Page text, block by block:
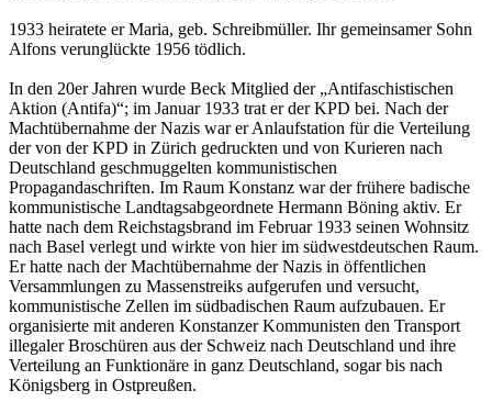
1933 heiratete er Maria, geb. Schreibmüller. Ihr gemeinsamer Sohn
Alfons verunglückte 1956 tödlich.
In den 20er Jahren wurde Beck Mitglied der „Anti­faschistischen
Aktion (Antifa)“; im Januar 1933 trat er der KPD bei. Nach der
Machtübernahme der Nazis war er Anlaufstation für die Verteilung
der von der KPD in Zürich gedruckten und von Kurieren nach
Deutschland geschmuggelten kommunistischen
Propagandaschriften. Im Raum Konstanz war der frühere badische
kommunistische Landtags­abgeord­nete Hermann Böning aktiv. Er
hatte nach dem Reichstagsbrand im Februar 1933 seinen Wohnsitz
nach Basel verlegt und wirkte von hier im südwest­deutschen Raum.
Er hatte nach der Machtübernahme der Nazis in öffentlichen
Versamm­lungen zu Massen­streiks aufgerufen und versucht,
kommunistische Zellen im südbadischen Raum aufzubauen. Er
organisierte mit anderen Konstanzer Kommunisten den Transport
illegaler Broschüren aus der Schweiz nach Deutschland und ihre
Verteilung an Funktionäre in ganz Deutschland, sogar bis nach
Königsberg in Ostpreußen.